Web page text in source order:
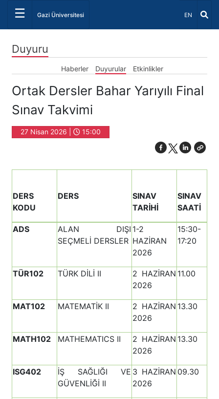
☰ Gazi Üniversitesi Dil Seçiniz
EN
Duyuru
Haberler Duyurular Etkinlikler
Ortak Dersler Bahar Yarıyılı Final
Sınav Takvimi
27 Nisan 2026 | 15:00
DERS
KODU
DERS
SINAV
TARİHİ
SINAV
SAATİ
ADS
ALAN DIŞI
SEÇMELİ DERSLER
1-2
HAZİRAN
2026
15:30-
17:20
TÜR102 TÜRK DİLİ II
2 HAZİRAN
2026
11.00
MAT102 MATEMATİK II
2 HAZİRAN
2026
13.30
MATH102 MATHEMATICS II
2 HAZİRAN
2026
13.30
ISG402
İŞ SAĞLIĞI VE
GÜVENLİĞİ II
3 HAZİRAN
2026
09.30